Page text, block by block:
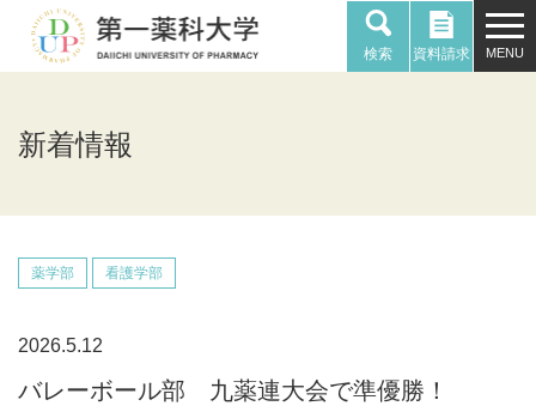
検索 資料請求
新着情報
薬学部 看護学部
2026.5.12
バレーボール部 九薬連大会で準優勝！